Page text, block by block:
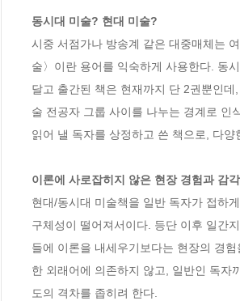
동시대 미술? 현대 미술?
시중 서점가나 방송계 같은 대중매체는
술〉이란 용어를 익숙하게 사용한다. 동
달고 출간된 책은 현재까지 단 2권뿐인
술 전공자 그룹 사이를 나누는 경계로 인
읽어 낼 독자를 상정하고 쓴 책으로, 다
이론에 사로잡히지 않은 현장 경험과 감각
현대/동시대 미술책을 일반 독자가 접하
구체성이 떨어져서이다. 등단 이후 일간
들에 이론을 내세우기보다는 현장의 경
한 외래어에 의존하지 않고, 일반인 독자
도의 격차를 좁히려 한다.